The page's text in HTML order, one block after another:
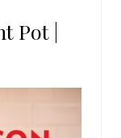
Pot |